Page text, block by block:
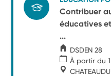
Contribuer
éducatives
...
DSDEN 28
À partir du